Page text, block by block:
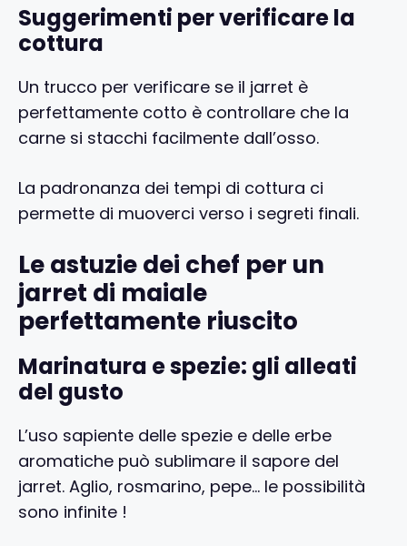
Suggerimenti per verificare la
cottura
Un trucco per verificare se il jarret è
perfettamente cotto è controllare che la
carne si stacchi facilmente dall’osso.
La padronanza dei tempi di cottura ci
permette di muoverci verso i segreti finali.
Le astuzie dei chef per un
jarret di maiale
perfettamente riuscito
Marinatura e spezie: gli alleati
del gusto
L’uso sapiente delle spezie e delle erbe
aromatiche può sublimare il sapore del
jarret. Aglio, rosmarino, pepe… le possibilità
sono infinite !